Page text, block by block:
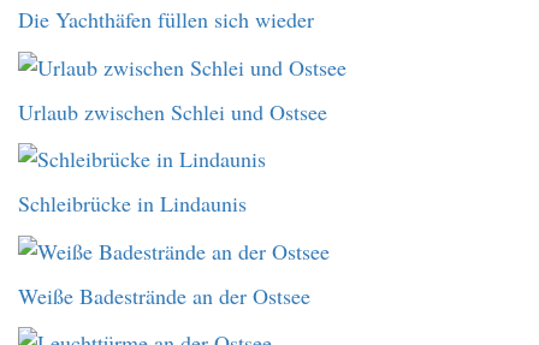
Die Yachthäfen füllen sich wieder
Urlaub zwischen Schlei und Ostsee
Schleibrücke in Lindaunis
Weiße Badestrände an der Ostsee